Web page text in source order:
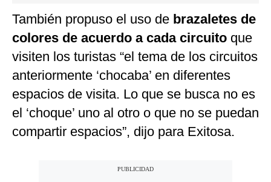
También propuso el uso de brazaletes de
colores de acuerdo a cada circuito que
visiten los turistas “el tema de los circuitos
anteriormente ‘chocaba’ en diferentes
espacios de visita. Lo que se busca no es
el ‘choque’ uno al otro o que no se puedan
compartir espacios”, dijo para Exitosa.